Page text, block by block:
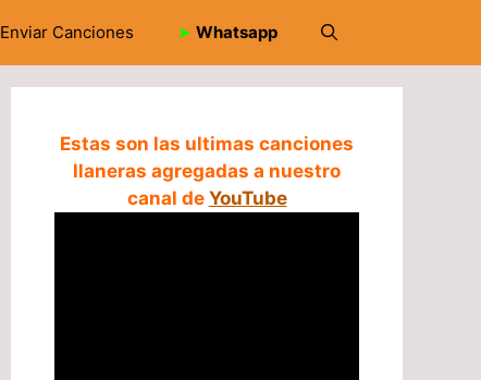
Enviar Canciones ➤ Whatsapp
Estas son las ultimas canciones
llaneras agregadas a nuestro
canal de YouTube